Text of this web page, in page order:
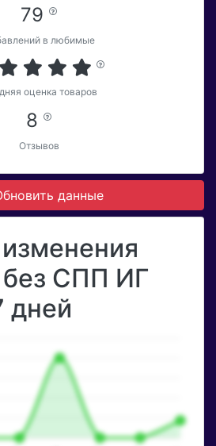
79
в любимые
оценка товаров
8
Отзывов
данные
СПП ИГ
дней